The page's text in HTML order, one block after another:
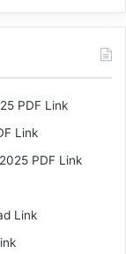
PDF Link
Link
PDF Link
Link